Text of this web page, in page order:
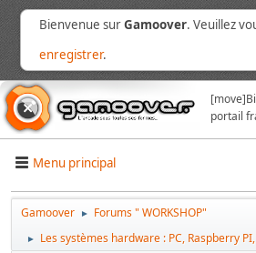
Bienvenue surGamoover. Veuillez
enregistrer.
[move]
portail
Menu principal
Gamoover ► Forums " WORKSHOP"
► Les systèmes hardware : PC, Raspberry PI,